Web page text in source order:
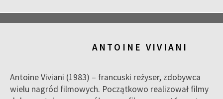
ANTOINE VIVIANI
Antoine Viviani (1983) – francuski reżyser, zdobywca
wielu nagród filmowych. Początkowo realizował filmy